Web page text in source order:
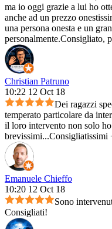
ma io oggi grazie a lui ho
anche ad un prezzo
una persona onesta e un
personalmente.Consigliato,
Christian Patruno
10:22 12 Oct 18
Dei ragazzi
temperato particolare da
il loro intervento non solo
brevissimi...Consigliatissimi
Emanuele Chieffo
10:20 12 Oct 18
Sono
Consigliati!